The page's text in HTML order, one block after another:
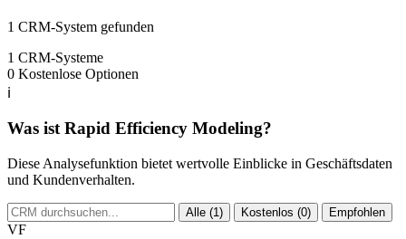
1 CRM-System gefunden
1 CRM-Systeme
0 Kostenlose Optionen
ℹ️
Was ist Rapid Efficiency Modeling?
Diese Analysefunktion bietet wertvolle Einblicke in Geschäftsdaten
und Kundenverhalten.
Alle (1) Kostenlos (0) Empfohlen
VF